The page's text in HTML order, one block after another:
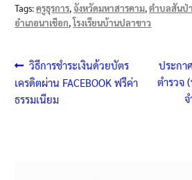
Tags:ครูธุรการ,จังหวัดมหาสารคาม,ตำบลสันป่
อำเภอนาเชือก,โรงเรียนบ้านปลาขาว
แนะแนว
เรื่อง
Previous
post:
วิธีการชำระเงินด้วยบัตร
เครดิตผ่าน FACEBOOK ฟรีค่า
ธรรมเนียม
Next
post:
ประกา
ตำรวจ